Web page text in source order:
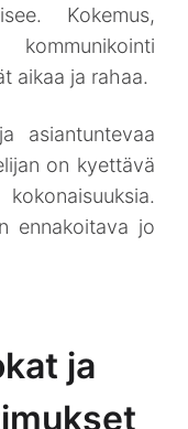
Kokemus,
aikaa ja rahaa.
asiantuntevaa
on kyettävä
ennakoitava jo
ja